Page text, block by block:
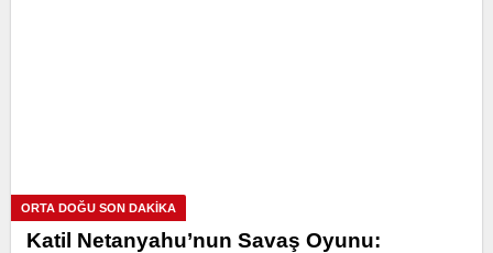
ORTA DOĞU SON DAKİKA
Katil Netanyahu’nun Savaş Oyunu: